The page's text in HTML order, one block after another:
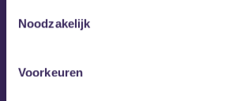
Noodzakelijk
Voorkeuren